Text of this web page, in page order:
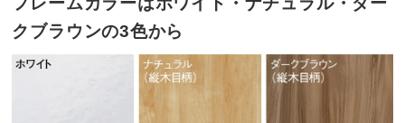
クブラウンの3色から